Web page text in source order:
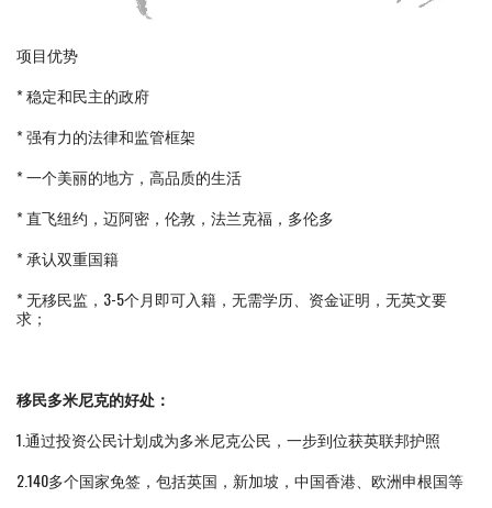
项目优势
* 稳定和民主的政府
* 强有力的法律和监管框架
* 一个美丽的地方，高品质的生活
* 直飞纽约，迈阿密，伦敦，法兰克福，多伦多
* 承认双重国籍
* 无移民监，3-5个月即可入籍，无需学历、资金证明，无英文要
求；
移民多米尼克的好处：
1.通过投资公民计划成为多米尼克公民，一步到位获英联邦护照
2.140多个国家免签，包括英国，新加坡，中国香港、欧洲申根国等